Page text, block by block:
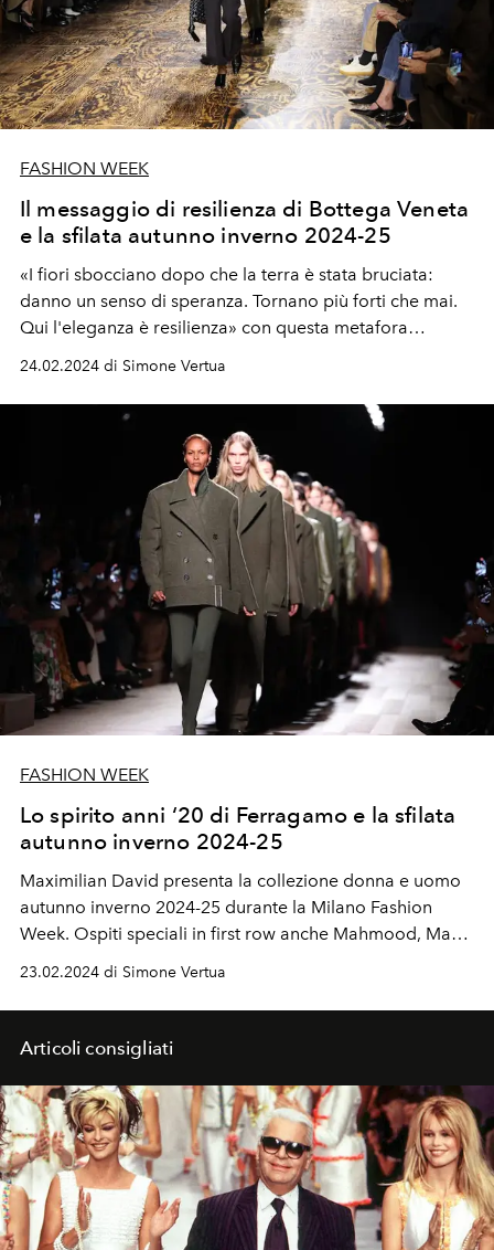
FASHION WEEK
Il messaggio di resilienza di Bottega Veneta
e la sfilata autunno inverno 2024-25
«I fiori sbocciano dopo che la terra è stata bruciata:
danno un senso di speranza. Tornano più forti che mai.
Qui l'eleganza è resilienza» con questa metafora
Week.
24.02.2024 di Simone Vertua
FASHION WEEK
Lo spirito anni ‘20 di Ferragamo e la sfilata
autunno inverno 2024-25
Maximilian David presenta la collezione donna e uomo
autunno inverno 2024-25 durante la Milano Fashion
Week. Ospiti speciali in first row anche Mahmood, Manu
23.02.2024 di Simone Vertua
Articoli consigliati